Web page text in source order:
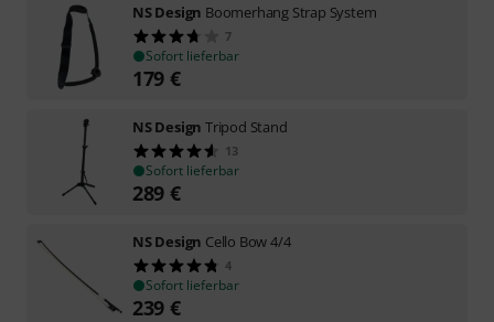
NS Design Boomerhang Strap System
7
Sofort lieferbar
179 €
NS Design Tripod Stand
13
Sofort lieferbar
289 €
NS Design Cello Bow 4/4
4
Sofort lieferbar
239 €